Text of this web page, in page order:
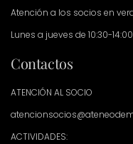
Atención a los socios en
Lunes a jueves de 10:30-
Contactos
ATENCIÓN AL SOCIO
ACTIVIDADES: